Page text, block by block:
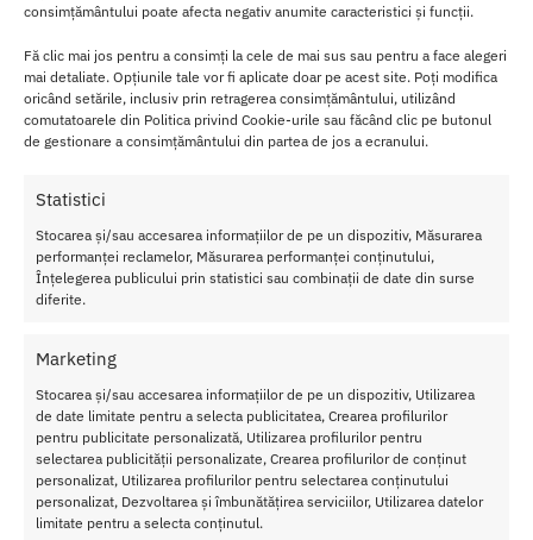
consimțământului poate afecta negativ anumite caracteristici și funcții.
Fă clic mai jos pentru a consimți la cele de mai sus sau pentru a face alegeri
mai detaliate. Opțiunile tale vor fi aplicate doar pe acest site. Poți modifica
oricând setările, inclusiv prin retragerea consimțământului, utilizând
comutatoarele din Politica privind Cookie-urile sau făcând clic pe butonul
de gestionare a consimțământului din partea de jos a ecranului.
Statistici
Stocarea și/sau accesarea informațiilor de pe un dispozitiv, Măsurarea
performanței reclamelor, Măsurarea performanței conținutului,
Înțelegerea publicului prin statistici sau combinații de date din surse
diferite.
Marketing
Stocarea și/sau accesarea informațiilor de pe un dispozitiv, Utilizarea
de date limitate pentru a selecta publicitatea, Crearea profilurilor
pentru publicitate personalizată, Utilizarea profilurilor pentru
selectarea publicității personalizate, Crearea profilurilor de conținut
personalizat, Utilizarea profilurilor pentru selectarea conținutului
personalizat, Dezvoltarea și îmbunătățirea serviciilor, Utilizarea datelor
limitate pentru a selecta conținutul.
Irigator Anal Renegade Deluxe
144.00lei
Adaugă în coș
But Plug Mojis OMG din silicon
conic cu conector
Afișez toate cele 4 rezultate